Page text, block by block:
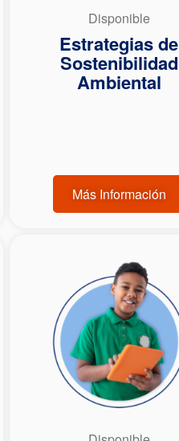
Disponible
Estrategias de
Sostenibilidad
Ambiental
Más Información